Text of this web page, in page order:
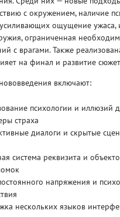
с окружением, наличие
ощущение ужаса,
ограниченная
с врагами. Также
на финал и развитие
включают:
психологии и иллюзий
страха
диалоги и скрытые
система реквизита и
напряжения и
нескольких языков